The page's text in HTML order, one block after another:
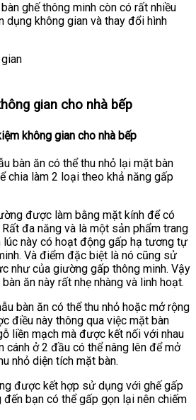
ghế thông minh còn có rất nhiều
dụng không gian và thay đổi hình
gian cho nhà bếp
không gian cho nhà bếp
bàn ăn có thể thu nhỏ lại mặt bàn
chia làm 2 loại theo khả năng gấp
được làm bằng mặt kính để có
đa năng và là một sản phẩm trang
này có hoạt động gấp hạ tương tự
Và điểm đặc biệt là nó cũng sử
như của giường gấp thông minh. Vậy
ăn này rất nhẹ nhàng và linh hoạt.
bàn ăn có thể thu nhỏ hoặc mở rộng
điều này thông qua việc mặt bàn
liền mạch mà được kết nối với nhau
cánh ở 2 đầu có thể nâng lên để mở
nhỏ diện tích mặt bàn.
được kết hợp sử dụng với ghế gấp
đến bạn có thể gấp gọn lại nên chiếm